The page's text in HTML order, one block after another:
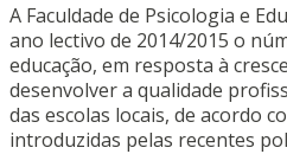
A Faculdade de Psicologia e
ano lectivo de 2014/2015 o
educação, em resposta à
desenvolver a qualidade
das escolas locais, de acordo
introduzidas pelas recentes